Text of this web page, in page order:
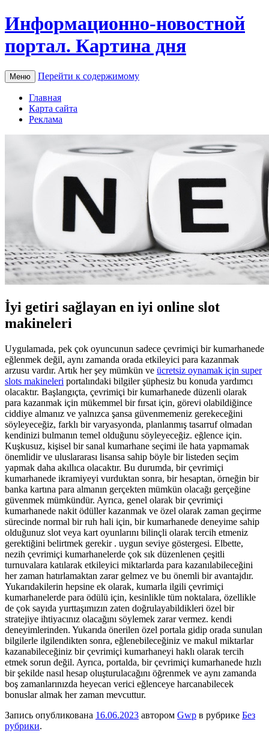
Информационно-новостной
портал. Картина дня
Меню Перейти к содержимому
Главная
Карта сайта
Реклама
İyi getiri sağlayan en iyi online slot
makineleri
Uygulamada, pek çok oyuncunun sadece çevrimiçi bir kumarhanede
eğlenmek değil, aynı zamanda orada etkileyici para kazanmak
arzusu vardır. Artık her şey mümkün ve ücretsiz oynamak için super
slots makineleri portalındaki bilgiler şüphesiz bu konuda yardımcı
olacaktır. Başlangıçta, çevrimiçi bir kumarhanede düzenli olarak
para kazanmak için mükemmel bir fırsat için, görevi olabildiğince
ciddiye almanız ve yalnızca şansa güvenmemeniz gerekeceğini
söyleyeceğiz, farklı bir varyasyonda, planlanmış tasarruf olmadan
kendinizi bulmanın temel olduğunu söyleyeceğiz. eğlence için.
Kuşkusuz, kişisel bir sanal kumarhane seçimi ile hata yapmamak
önemlidir ve uluslararası lisansa sahip böyle bir listeden seçim
yapmak daha akıllıca olacaktır. Bu durumda, bir çevrimiçi
kumarhanede ikramiyeyi vurduktan sonra, bir hesaptan, örneğin bir
banka kartına para almanın gerçekten mümkün olacağı gerçeğine
güvenmek mümkündür. Ayrıca, genel olarak bir çevrimiçi
kumarhanede nakit ödüller kazanmak ve özel olarak zaman geçirme
sürecinde normal bir ruh hali için, bir kumarhanede deneyime sahip
olduğunuz slot veya kart oyunlarını bilinçli olarak tercih etmeniz
gerektiğini belirtmek gerekir . uygun seviye göstergesi. Elbette,
nezih çevrimiçi kumarhanelerde çok sık düzenlenen çeşitli
turnuvalara katılarak etkileyici miktarlarda para kazanılabileceğini
her zaman hatırlamaktan zarar gelmez ve bu önemli bir avantajdır.
Yukarıdakilerin hepsine ek olarak, kumarla ilgili çevrimiçi
kumarhanelerde para ödülü için, kesinlikle tüm noktalara, özellikle
de çok sayıda yurttaşımızın zaten doğrulayabildikleri özel bir
stratejiye ihtiyacınız olacağını söylemek zarar vermez. kendi
deneyimlerinden. Yukarıda önerilen özel portala gidip orada sunulan
bilgilerle ilgilendikten sonra, eğlenebileceğiniz ve makul miktarlar
kazanabileceğiniz bir çevrimiçi kumarhaneyi haklı olarak tercih
etmek sorun değil. Ayrıca, portalda, bir çevrimiçi kumarhanede hızlı
bir şekilde nasıl hesap oluşturulacağını öğrenmek ve aynı zamanda
boş zamanlarınızda heyecan verici eğlenceye harcanabilecek
bonuslar almak her zaman mevcuttur.
Запись опубликована 16.06.2023 автором Gwp в рубрике Без
рубрики.